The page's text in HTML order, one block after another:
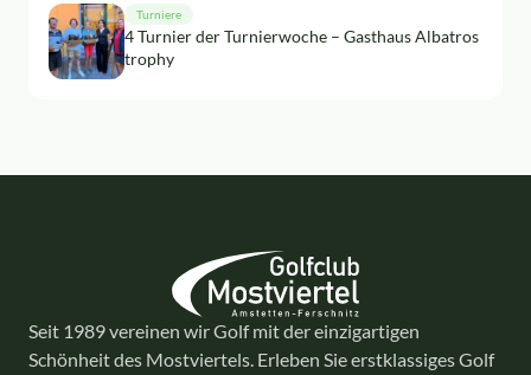
Turniere
4 Turnier der Turnierwoche – Gasthaus Albatros
trophy
Seit 1989 vereinen wir Golf mit der einzigartigen
Schönheit des Mostviertels. Erleben Sie erstklassiges Golf